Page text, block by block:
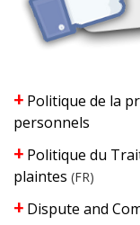
+ Politique de la
personnels
+ Politique du
plaintes (FR)
+ Dispute and